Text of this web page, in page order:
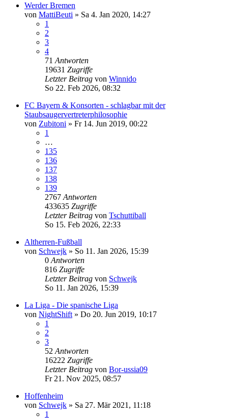
Werder Bremen
von MattiBeuti » Sa 4. Jan 2020, 14:27
1
2
3
4
71 Antworten
19631 Zugriffe
Letzter Beitrag von Winnido
So 22. Feb 2026, 08:32
FC Bayern & Konsorten - schlagbar mit der
Staubsaugervertreterphilosophie
von Zubitoni » Fr 14. Jun 2019, 00:22
1
…
135
136
137
138
139
2767 Antworten
433635 Zugriffe
Letzter Beitrag von Tschuttiball
So 15. Feb 2026, 22:33
Altherren-Fußball
von Schwejk » So 11. Jan 2026, 15:39
0 Antworten
816 Zugriffe
Letzter Beitrag von Schwejk
So 11. Jan 2026, 15:39
La Liga - Die spanische Liga
von NightShift » Do 20. Jun 2019, 10:17
1
2
3
52 Antworten
16222 Zugriffe
Letzter Beitrag von Bor-ussia09
Fr 21. Nov 2025, 08:57
Hoffenheim
von Schwejk » Sa 27. Mär 2021, 11:18
1